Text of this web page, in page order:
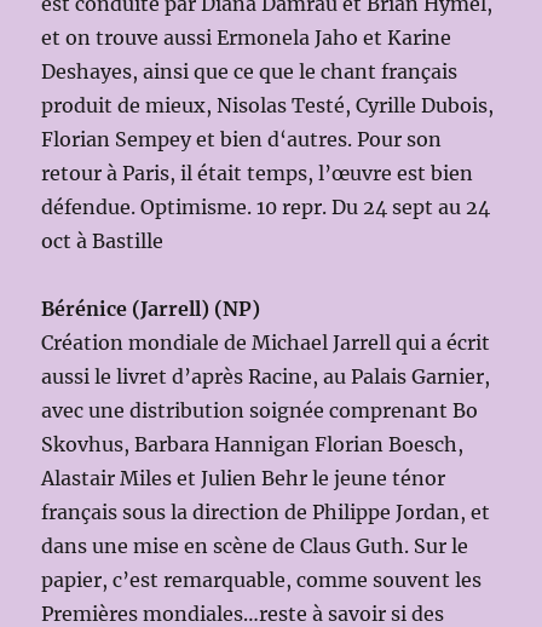
et on trouve aussi Ermonela Jaho et Karine
Deshayes, ainsi que ce que le chant français
produit de mieux, Nisolas Testé, Cyrille Dubois,
Florian Sempey et bien d‘autres. Pour son
retour à Paris, il était temps, l’œuvre est bien
défendue. Optimisme. 10 repr. Du 24 sept au 24
oct à Bastille
Bérénice (Jarrell) (NP)
Création mondiale de Michael Jarrell qui a écrit
aussi le livret d’après Racine, au Palais Garnier,
avec une distribution soignée comprenant Bo
Skovhus, Barbara Hannigan Florian Boesch,
Alastair Miles et Julien Behr le jeune ténor
français sous la direction de Philippe Jordan, et
dans une mise en scène de Claus Guth. Sur le
papier, c’est remarquable, comme souvent les
Premières mondiales…reste à savoir si des